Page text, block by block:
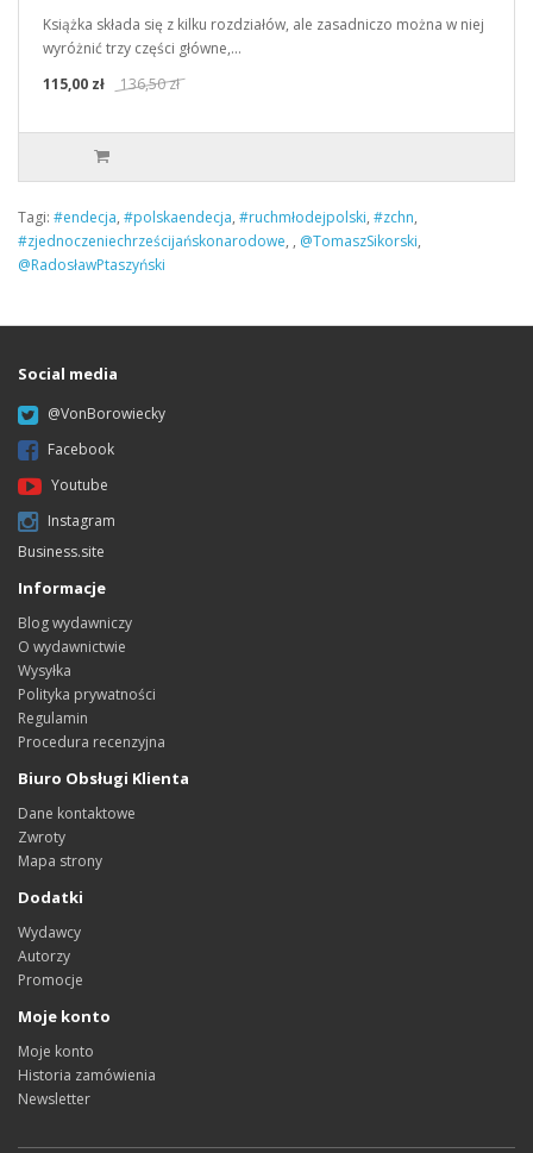
Książka składa się z kilku rozdziałów, ale zasadniczo można w niej
wyróżnić trzy części główne,…
115,00 zł
136,50 zł
Tagi: #endecja, #polskaendecja, #ruchmłodejpolski, #zchn,
#zjednoczeniechrześcijańskonarodowe, , @TomaszSikorski,
@RadosławPtaszyński
Social media
@VonBorowiecky
Facebook
Youtube
Instagram
Business.site
Informacje
Blog wydawniczy
O wydawnictwie
Wysyłka
Polityka prywatności
Regulamin
Procedura recenzyjna
Biuro Obsługi Klienta
Dane kontaktowe
Zwroty
Mapa strony
Dodatki
Wydawcy
Autorzy
Promocje
Moje konto
Moje konto
Historia zamówienia
Newsletter